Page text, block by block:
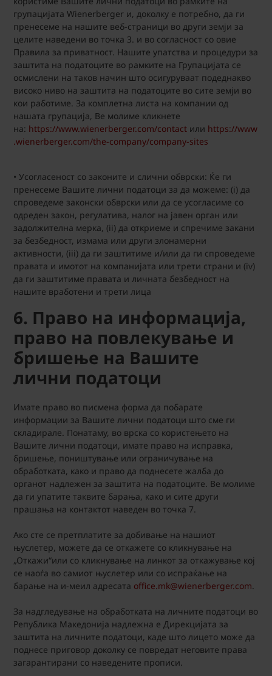
групацијата Wienerberger и, доколку е потребно, да ги
пренесеме на нашите веб-страници во други земји за
целите наведени во точка 3. и во согласност со овие
Правила за приватност. Нашите упатства и процедури за
заштита на податоците во рамките на Групацијата се
осмислени на таков начин што осигуруваат подеднакво
високо ниво на заштита на податоците во сите земји во
кои работиме. За комплетна листа на компании од
нашата групација, Ве молиме кликнете
на: https://www.wienerberger.com/contact или https://www
.wienerberger.com/the-company/company-sites
• Усогласеност со законите и слични обврски: Ќе ги
пренесеме Вашите лични податоци за да можеме: (i) да
спроведеме законски обврски или да се усогласиме со
одреден закон, регулатива, налог на јавен орган или
задолжителна мерка, (ii) да откриеме и спречиме закани
за безбедност, измама или други злонамерни
активности, (iii) да ги заштитиме и/или да ги спроведеме
правата и имотот на компанијата или трети страни и (iv)
да ги заштитиме правата и личната безбедност на
нашите вработени и трети лица
6. Право на информација,
право на повлекување и
бришење на Вашите
лични податоци
Имате право во писмена форма да побарате
информации за Вашите лични податоци што сме ги
складирале. Понатаму, во врска со користењето на
Вашите лични податоци, имате право на исправка,
бришење, поништување или ограничување на
обработката, како и право да поднесете жалба до
органот надлежен за заштита на податоците. Ве молиме
да ги упатите таквите барања, како и сите други
прашања на контактот наведен во точка 7.
Ако сте се претплатите за добивање на нашиот
њуслетер, можете да се откажете со кликнување на
„Откажи“или со кликнување на линкот за откажување кој
се наоѓа во самиот њуслетер или со испраќање на
барање на и-меил адресата office.mk@wienerberger.com.
За надгледување на обработката на личните податоци во
Република Македонија надлежна е Дирекцијата за
заштита на личните податоци, каде што лицето може да
поднесе приговор доколку се повредат неговите права
загарантирани со наведените прописи.